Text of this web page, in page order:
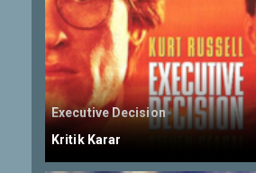
Executive Decision
Kritik Karar